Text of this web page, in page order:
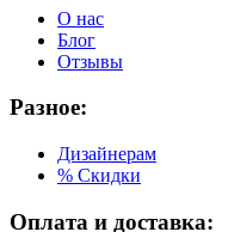
О нас
Блог
Отзывы
Разное:
Дизайнерам
% Скидки
Оплата и доставка: